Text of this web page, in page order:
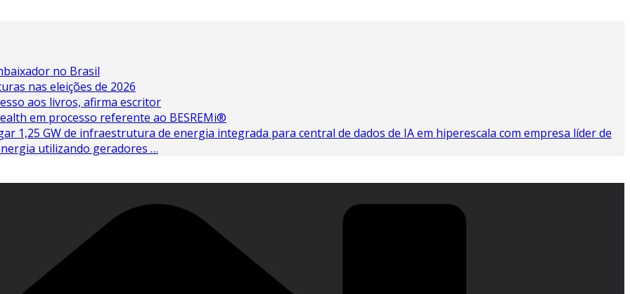
no Brasil
nas eleições de 2026
aos livros, afirma escritor
em processo referente ao BESREMi®
1,25 GW de infraestrutura de energia integrada para central de dados de IA em hiperescala com empresa líder de
utilizando geradores …